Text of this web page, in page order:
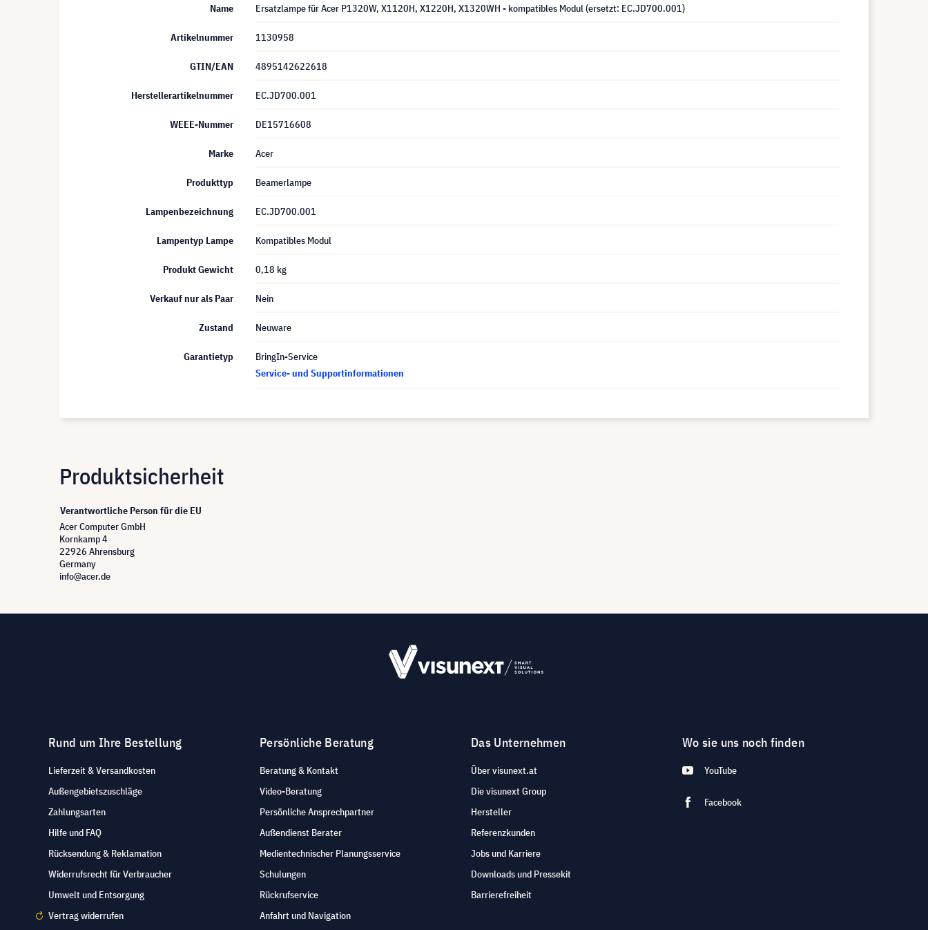
Name Ersatzlampe für Acer P1320W, X1120H, X1220H, X1320WH - kompatibles Modul (ersetzt: EC.JD700.001)
Artikelnummer 1130958
GTIN/EAN 4895142622618
Herstellerartikelnummer EC.JD700.001
WEEE-Nummer DE15716608
Marke Acer
Produkttyp Beamerlampe
Lampenbezeichnung EC.JD700.001
Lampentyp Lampe Kompatibles Modul
Produkt Gewicht 0,18 kg
Verkauf nur als Paar Nein
Zustand Neuware
Garantietyp
BringIn-Service
Service- und Supportinformationen
Produktsicherheit
Verantwortliche Person für die EU
Acer Computer GmbH
Kornkamp 4
22926 Ahrensburg
Germany
info@acer.de
Rund um Ihre Bestellung
Lieferzeit & Versandkosten
Außengebietszuschläge
Zahlungsarten
Hilfe und FAQ
Rücksendung & Reklamation
Widerrufsrecht für Verbraucher
Umwelt und Entsorgung
Vertrag widerrufen
Persönliche Beratung
Beratung & Kontakt
Video-Beratung
Persönliche Ansprechpartner
Außendienst Berater
Medientechnischer Planungsservice
Schulungen
Rückrufservice
Anfahrt und Navigation
Das Unternehmen
Über visunext.at
Die visunext Group
Hersteller
Referenzkunden
Jobs und Karriere
Downloads und Pressekit
Barrierefreiheit
Wo sie uns noch finden
YouTube
Facebook